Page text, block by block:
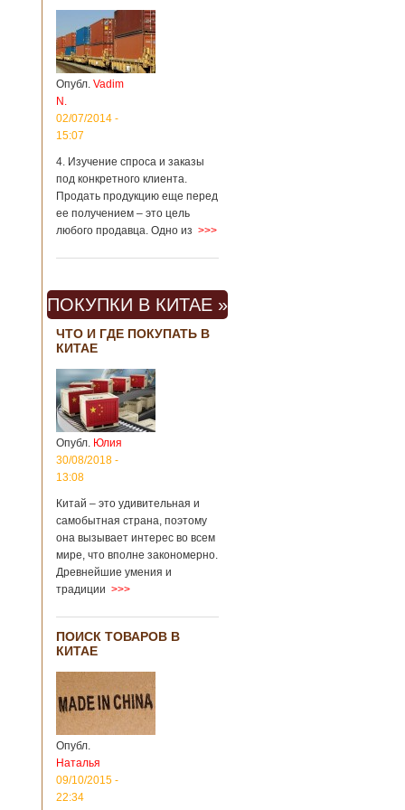
Опубл. Vadim
N.
02/07/2014 -
15:07
4. Изучение спроса и заказы
под конкретного клиента.
Продать продукцию еще перед
ее получением – это цель
любого продавца. Одно из >>>
ПОКУПКИ В КИТАЕ »
ЧТО И ГДЕ ПОКУПАТЬ В
КИТАЕ
Опубл. Юлия
30/08/2018 -
13:08
Китай – это удивительная и
самобытная страна, поэтому
она вызывает интерес во всем
мире, что вполне закономерно.
Древнейшие умения и
традиции >>>
ПОИСК ТОВАРОВ В
КИТАЕ
Опубл.
Наталья
09/10/2015 -
22:34